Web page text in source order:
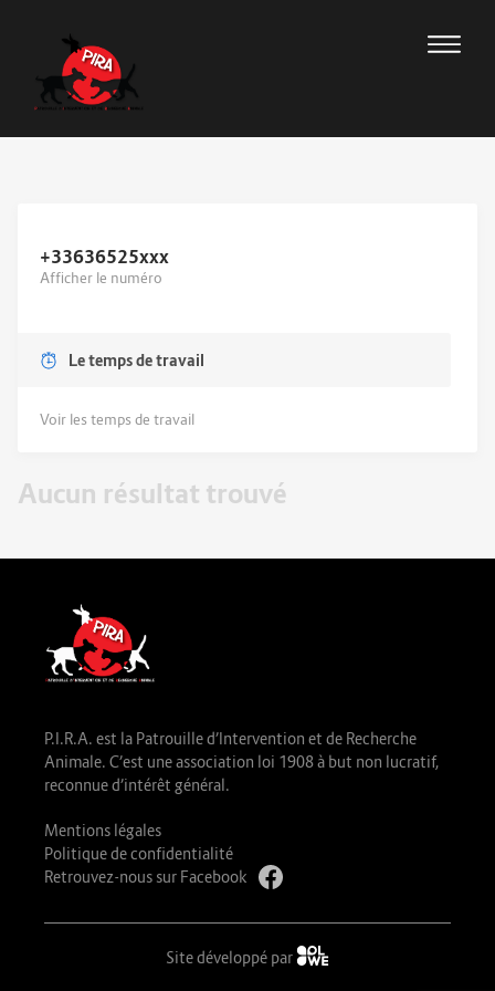
+33636525xxx
Afficher le numéro
Le temps de travail
Voir les temps de travail
Aucun résultat trouvé
P.I.R.A. est la Patrouille d’Intervention et de Recherche
Animale. C’est une association loi 1908 à but non lucratif,
reconnue d’intérêt général.
Mentions légales
Politique de confidentialité
Retrouvez-nous sur Facebook
Site développé par